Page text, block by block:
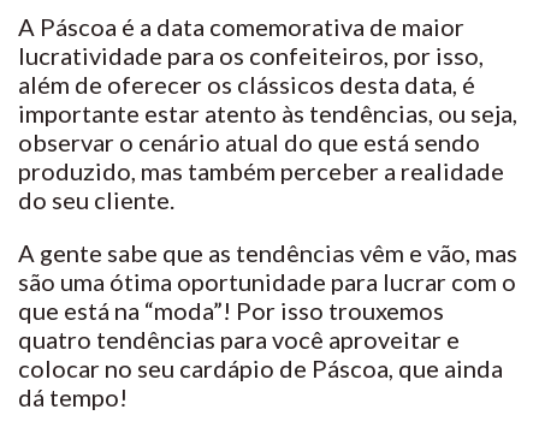
A Páscoa é a data comemorativa de maior
lucratividade para os confeiteiros, por isso,
além de oferecer os clássicos desta data, é
importante estar atento às tendências, ou seja,
observar o cenário atual do que está sendo
produzido, mas também perceber a realidade
do seu cliente.
A gente sabe que as tendências vêm e vão, mas
são uma ótima oportunidade para lucrar com o
que está na “moda”! Por isso trouxemos
quatro tendências para você aproveitar e
colocar no seu cardápio de Páscoa, que ainda
dá tempo!